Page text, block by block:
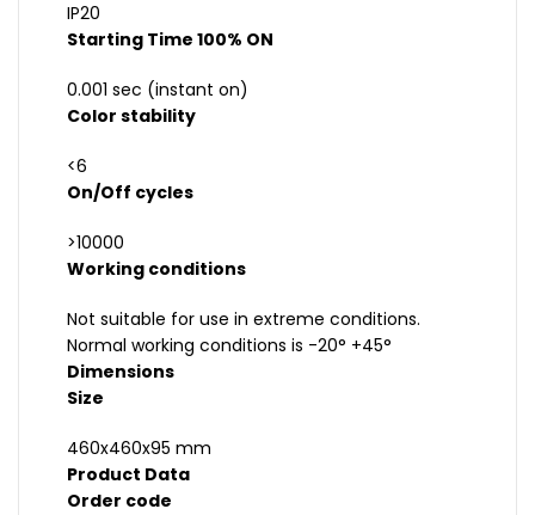
IP20
Starting Time 100% ON
0.001 sec (instant on)
Color stability
<6
On/Off cycles
>10000
Working conditions
Not suitable for use in extreme conditions.
Normal working conditions is -20° +45°
Dimensions
Size
460x460x95 mm
Product Data
Order code